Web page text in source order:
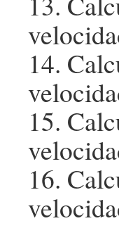
14.
15.
16.